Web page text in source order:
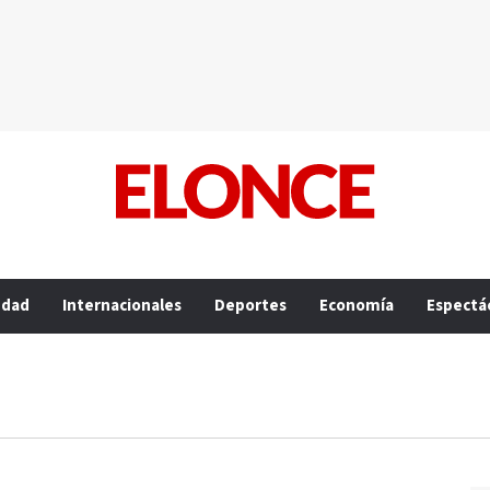
Internacionales Deportes Economía